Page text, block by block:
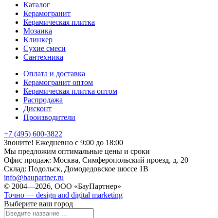
Каталог
Керамогранит
Керамическая плитка
Мозаика
Клинкер
Сухие смеси
Сантехника
Оплата и доставка
Керамогранит оптом
Керамическая плитка оптом
Распродажа
Дисконт
Производители
+7 (495) 600-3822
Звоните! Ежедневно с 9:00 до 18:00
Мы предложим оптимальные цены и сроки
Офис продаж: Москва, Симферопольский проезд, д. 20
Склад: Подольск, Домодедовское шоссе 1В
info@baupartner.ru
© 2004—2026, ООО «БауПартнер»
Точно — design and digital marketing
Выберите ваш город